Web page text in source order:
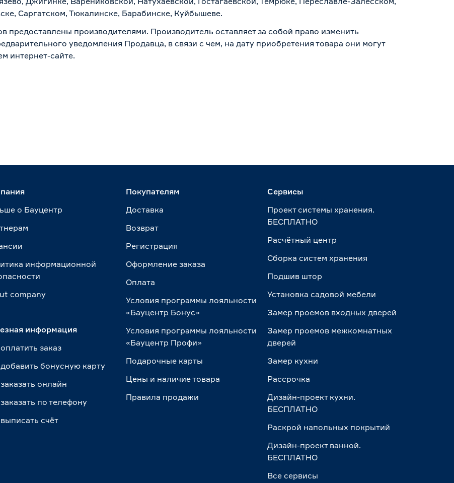
Саргатском, Тюкалинске, Барабинске, Куйбышеве.
предоставлены производителями. Производитель оставляет за собой право изменить
уведомления Продавца, в связи с чем, на дату приобретения товара они могут
интернет-сайте.
о Бауцентр
информационной
сompany
информация
заказ
бонусную карту
онлайн
по телефону
счёт
Покупателям
Доставка
Возврат
Регистрация
Оформление заказа
Оплата
Условия программы лояльности
«Бауцентр Бонус»
Условия программы лояльности
«Бауцентр Профи»
Подарочные карты
Цены и наличие товара
Правила продажи
Сервисы
Проект системы хранения.
БЕСПЛАТНО
Расчётный центр
Сборка систем хранения
Подшив штор
Установка садовой мебели
Замер проемов входных дверей
Замер проемов межкомнатных
дверей
Замер кухни
Рассрочка
Дизайн-проект кухни.
БЕСПЛАТНО
Раскрой напольных покрытий
Дизайн-проект ванной.
БЕСПЛАТНО
Все сервисы